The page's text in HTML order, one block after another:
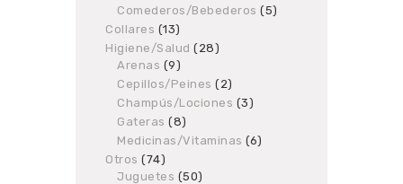
products
Comederos/Bebederos 55
Collares 1313
products
Higiene/Salud 2828
Arenas 99
products
Cepillos/Peines 22
products
Champús/Lociones 33
Gateras 88
products
Medicinas/Vitaminas 66
Otros 7474
products
Juguetes 5050